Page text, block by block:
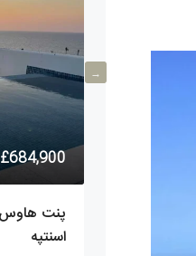
£684,900
اسنتپه